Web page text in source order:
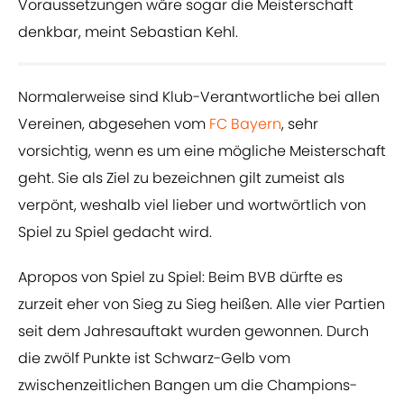
Voraussetzungen wäre sogar die Meisterschaft
denkbar, meint Sebastian Kehl.
Normalerweise sind Klub-Verantwortliche bei allen
Vereinen, abgesehen vom FC Bayern, sehr
vorsichtig, wenn es um eine mögliche Meisterschaft
geht. Sie als Ziel zu bezeichnen gilt zumeist als
verpönt, weshalb viel lieber und wortwörtlich von
Spiel zu Spiel gedacht wird.
Apropos von Spiel zu Spiel: Beim BVB dürfte es
zurzeit eher von Sieg zu Sieg heißen. Alle vier Partien
seit dem Jahresauftakt wurden gewonnen. Durch
die zwölf Punkte ist Schwarz-Gelb vom
zwischenzeitlichen Bangen um die Champions-